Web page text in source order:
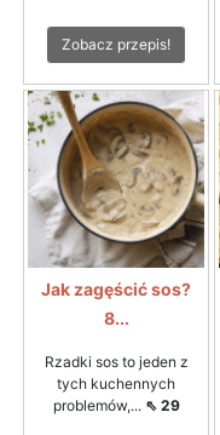
Zobacz przepis!
Jak zagęścić sos?
8...
Rzadki sos to jeden z
tych kuchennych
problemów,... ⇖ 29